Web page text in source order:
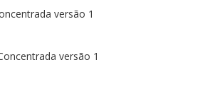
versão 1
versão 1